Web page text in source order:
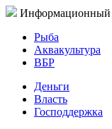
Информационный
Рыба
Аквакультура
ВБР
Деньги
Власть
Господдержка